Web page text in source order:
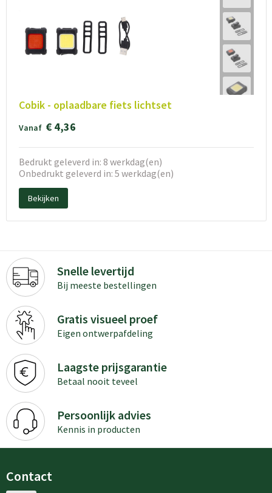
Cobik - oplaadbare fiets lichtset
Vanaf € 4,36
Bedrukt geleverd in: 8 werkdag(en)
Onbedrukt geleverd in: 5 werkdag(en)
Bekijken
Snelle levertijd
Bij meeste bestellingen
Gratis visueel proef
Eigen ontwerpafdeling
Laagste prijsgarantie
Betaal nooit teveel
Persoonlijk advies
Kennis in producten
Contact